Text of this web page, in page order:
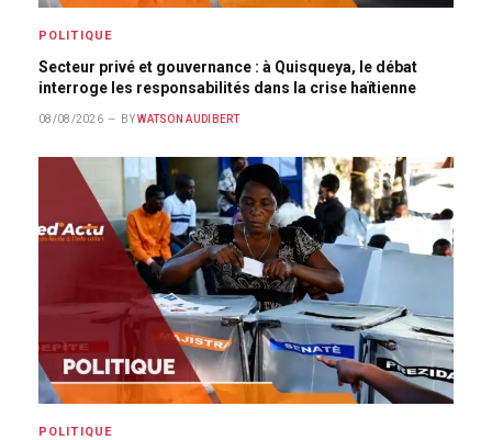
POLITIQUE
Secteur privé et gouvernance : à Quisqueya, le débat
interroge les responsabilités dans la crise haïtienne
08/08/2026 BY WATSON AUDIBERT
POLITIQUE